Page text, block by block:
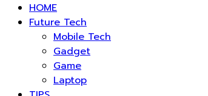
HOME
Future Tech
Mobile Tech
Gadget
Game
Laptop